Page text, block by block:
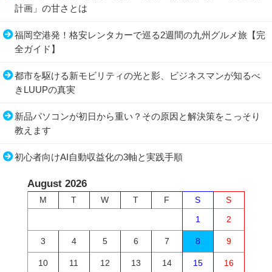
計画」の甘さとは
福岡空港発！格安レンタカーで巡る2週間の九州グルメ旅【完
全ガイド】
都市を駆ける新モビリティの光と影、ビジネスマンが知るべ
きLUUPの真実
新品パソコンが初日から重い？その原因と解決策をこっそり
教えます
初心者向けAI自動収益化の3軸と実践手順
August 2026
M T W T F S
S
1
2
3 4 5 6 7 8 9
10 11 12 13 14 15 16